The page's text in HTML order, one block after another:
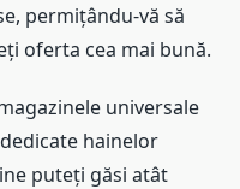
permițându-vă să
oferta cea mai bună.
universale
hainelor
puteți găsi atât